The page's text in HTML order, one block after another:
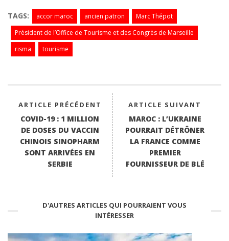
bo
ok
tte
r
ts
A
pp
ed
In
ail
TAGS: accor maroc ancien patron
Marc Thépot
Président de l’Office de Tourisme et des Congrès de Marseille
risma
tourisme
ARTICLE PRÉCÉDENT
COVID-19 : 1 MILLION
DE DOSES DU VACCIN
CHINOIS SINOPHARM
SONT ARRIVÉES EN
SERBIE
ARTICLE SUIVANT
MAROC : L’UKRAINE
POURRAIT DÉTRÔNER
LA FRANCE COMME
PREMIER
FOURNISSEUR DE BLÉ
D'AUTRES ARTICLES QUI POURRAIENT VOUS
INTÉRESSER